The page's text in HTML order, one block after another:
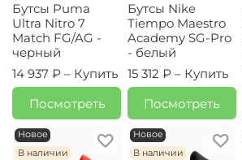
Бутсы Puma
Ultra Nitro 7
Match FG/AG -
черный
14 937 ₽ – Купить
Посмотреть
Бутсы Nike
Tiempo Maestro
Academy SG-Pro
- белый
15 312 ₽ – Купить
Посмотреть
Новое
В наличии
Новое
В наличии